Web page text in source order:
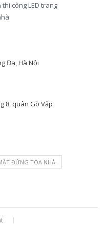
công LED trang
Đa, Hà Nội
8, quân Gò Vấp
ĐỨNG TÒA NHÀ